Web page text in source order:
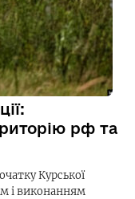
рф та
Курської
і виконанням